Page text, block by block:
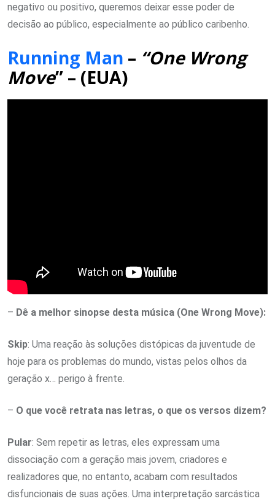
negativo ou positivo, queremos deixar esse poder de
decisão ao público, especialmente ao público caribenho.
Running Man – “One Wrong
Move” – (EUA)
– Dê a melhor sinopse desta música (One Wrong Move):
Skip: Uma reação às soluções distópicas da juventude de
hoje para os problemas do mundo, vistas pelos olhos da
geração x… perigo à frente.
– O que você retrata nas letras, o que os versos dizem?
Pular: Sem repetir as letras, eles expressam uma
dissociação com a geração mais jovem, criadores e
realizadores que, no entanto, acabam com resultados
disfuncionais de suas ações. Uma interpretação sarcástica